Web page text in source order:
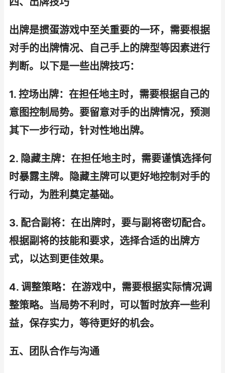
出牌是掼蛋游戏中至关重要的一环，需要根据
对手的出牌情况、自己手上的牌型等因素进行
判断。以下是一些出牌技巧：
1. 控场出牌：在担任地主时，需要根据自己的
意图控制局势。要留意对手的出牌情况，预测
其下一步行动，针对性地出牌。
2. 隐藏主牌：在担任地主时，需要谨慎选择何
时暴露主牌。隐藏主牌可以更好地控制对手的
行动，为胜利奠定基础。
3. 配合副将：在出牌时，要与副将密切配合。
根据副将的技能和要求，选择合适的出牌方
式，以达到更佳效果。
4. 调整策略：在游戏中，需要根据实际情况调
整策略。当局势不利时，可以暂时放弃一些利
益，保存实力，等待更好的机会。
五、团队合作与沟通